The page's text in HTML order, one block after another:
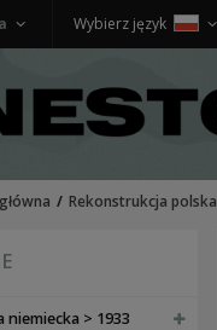
Wybierz język
Rekonstrukcja polska
niemiecka > 1933